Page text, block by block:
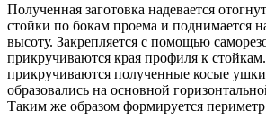
Полученная заготовка надевается
стойки по бокам проема и поднимается
высоту. Закрепляется с помощью
прикручиваются края профиля к
прикручиваются полученные косые
образовались на основной
Таким же образом формируется